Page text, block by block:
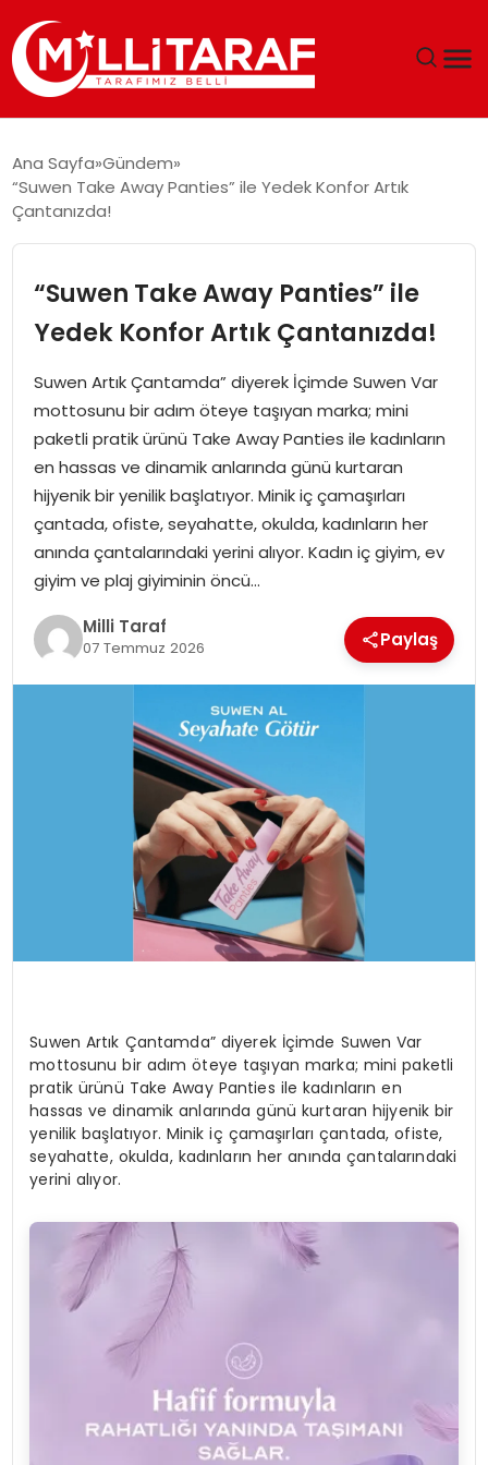
ÖZEL SAYFALAR
SIYASET
MAGAZIN
Ana Sayfa Gündem
“Suwen Take Away Panties” ile Yedek Konfor Artık
Çantanızda!
“Suwen Take Away Panties” ile
Yedek Konfor Artık Çantanızda!
Suwen Artık Çantamda” diyerek İçimde Suwen Var
mottosunu bir adım öteye taşıyan marka; mini
paketli pratik ürünü Take Away Panties ile kadınların
en hassas ve dinamik anlarında günü kurtaran
hijyenik bir yenilik başlatıyor. Minik iç çamaşırları
çantada, ofiste, seyahatte, okulda, kadınların her
anında çantalarındaki yerini alıyor. Kadın iç giyim, ev
giyim ve plaj giyiminin öncü…
Milli Taraf
07 Temmuz 2026 Paylaş
Suwen Artık Çantamda” diyerek İçimde Suwen Var
mottosunu bir adım öteye taşıyan marka; mini paketli
pratik ürünü Take Away Panties ile kadınların en
hassas ve dinamik anlarında günü kurtaran hijyenik bir
yenilik başlatıyor. Minik iç çamaşırları çantada, ofiste,
seyahatte, okulda, kadınların her anında çantalarındaki
yerini alıyor.